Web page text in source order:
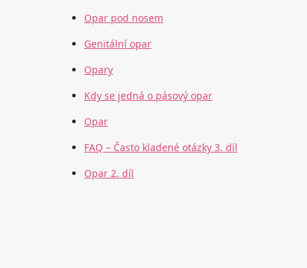
Opar pod nosem
Genitální opar
Opary
Kdy se jedná o pásový opar
Opar
FAQ – Často kladené otázky 3. díl
Opar 2. díl